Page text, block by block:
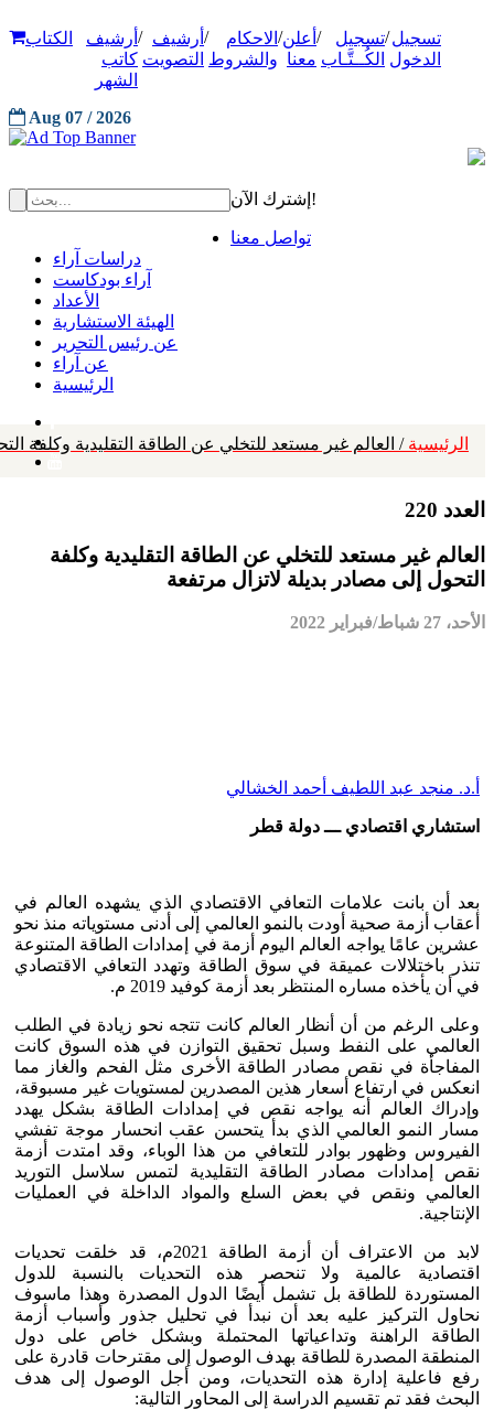
تسجيل
الدخول
/تسجيل
الكُــتَّـاب
/ أعلن
معنا
/ الاحكام
والشروط
/ أرشيف
التصويت
/ أرشيف
كاتب
الشهر
الكتاب
Aug 07 / 2026
إشترك الآن!
تواصل معنا
دراسات آراء
آراء بودكاست
الأعداد
الهيئة الاستشارية
عن رئيس التحرير
عن آراء
الرئيسية
الرئيسية / العالم غير مستعد للتخلي عن الطاقة التقليدية وكلفة
العدد 220
العالم غير مستعد للتخلي عن الطاقة التقليدية وكلفة
التحول إلى مصادر بديلة لاتزال مرتفعة
الأحد، 27 شباط/فبراير 2022
أ.د. منجد عبد اللطيف أحمد الخشالي
استشاري اقتصادي ـــ دولة قطر
بعد أن بانت علامات التعافي الاقتصادي الذي يشهده العالم في
أعقاب أزمة صحية أودت بالنمو العالمي إلى أدنى مستوياته منذ نحو
عشرين عامًا يواجه العالم اليوم أزمة في إمدادات الطاقة المتنوعة
تنذر باختلالات عميقة في سوق الطاقة وتهدد التعافي الاقتصادي
في أن يأخذه مساره المنتظر بعد أزمة كوفيد 2019 م.
وعلى الرغم من أن أنظار العالم كانت تتجه نحو زيادة في الطلب
العالمي على النفط وسبل تحقيق التوازن في هذه السوق كانت
المفاجأة في نقص مصادر الطاقة الأخرى مثل الفحم والغاز مما
انعكس في ارتفاع أسعار هذين المصدرين لمستويات غير مسبوقة،
وإدراك العالم أنه يواجه نقص في إمدادات الطاقة بشكل يهدد
مسار النمو العالمي الذي بدأ يتحسن عقب انحسار موجة تفشي
الفيروس وظهور بوادر للتعافي من هذا الوباء، وقد امتدت أزمة
نقص إمدادات مصادر الطاقة التقليدية لتمس سلاسل التوريد
العالمي ونقص في بعض السلع والمواد الداخلة في العمليات
الإنتاجية.
لابد من الاعتراف أن أزمة الطاقة 2021م، قد خلقت تحديات
اقتصادية عالمية ولا تنحصر هذه التحديات بالنسبة للدول
المستوردة للطاقة بل تشمل أيضًا الدول المصدرة وهذا ماسوف
نحاول التركيز عليه بعد أن نبدأ في تحليل جذور وأسباب أزمة
الطاقة الراهنة وتداعياتها المحتملة وبشكل خاص على دول
المنطقة المصدرة للطاقة بهدف الوصول إلى مقترحات قادرة على
رفع فاعلية إدارة هذه التحديات، ومن أجل الوصول إلى هدف
البحث فقد تم تقسيم الدراسة إلى المحاور التالية: